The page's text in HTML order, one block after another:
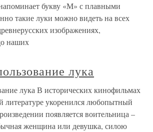
букву «М» с плавными
такие луки можно видеть на всех
изображениях,
наших
лука
лука В исторических кинофильмах
литературе укоренился любопытный
появляется воительница –
женщина или девушка, силою